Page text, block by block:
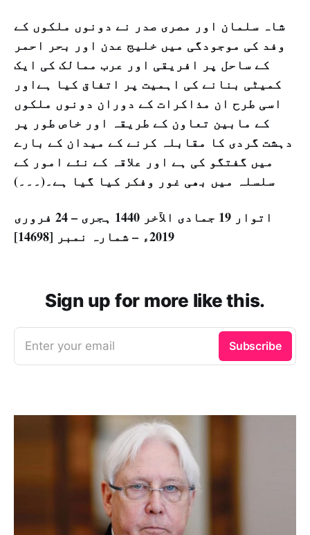
شاہ سلمان اور مصری صدر نے دونوں ملکوں کے
وفد کی موجودگی میں خلیج عدن اور بحر احمر
کے ساحل پر افریقی اور عرب ممالک کی ایک
کمیٹی بنانے کی اہمیت پر اتفاق کیا ہےاور
اسی طرح ان مذاکرات کے دوران دونوں ملکوں
کے مابین تعاون کے طریقہ اور خاص طور پر
دہشت گردی کا مقابلہ کرنے کے میدان کے بارے
میں گفتگو کی ہے اور علاقہ کے نئے امور کے
سلسلہ میں بھی غور وفکر کیا گیا ہے۔(۔۔۔)
اتوار 19 جمادی الآخر 1440 ہجری – 24 فروری
2019ء – شمارہ نمبر [14698]
Sign up for more like this.
Enter your email Subscribe